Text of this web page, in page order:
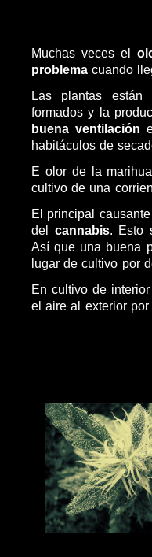
Muchas veces el
problemacuando
Las plantas
formados y la
buena ventilación
habitáculos de
E olor de la
cultivo de una
El principal
del cannabis. Esto
Así que una buena
lugar de cultivo por
En cultivo de
el aire al exterior